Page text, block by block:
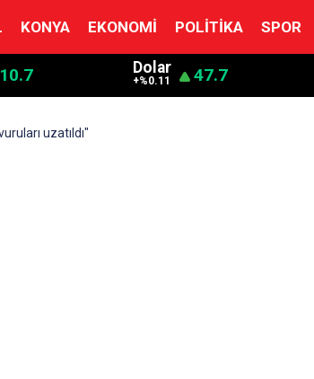
KONYA EKONOMI POLITIKA SPOR
Dolar
+%0.11 47.7
uzatıldı"